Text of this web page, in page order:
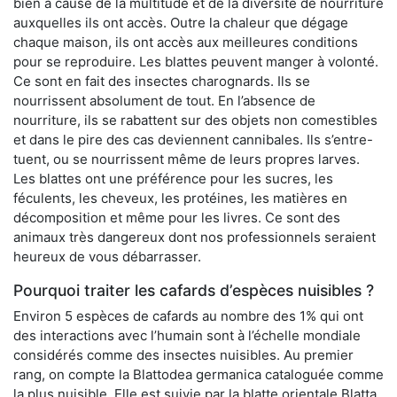
auxquelles ils ont accès. Outre la chaleur que dégage
chaque maison, ils ont accès aux meilleures conditions
pour se reproduire. Les blattes peuvent manger à volonté.
Ce sont en fait des insectes charognards. Ils se
nourrissent absolument de tout. En l’absence de
nourriture, ils se rabattent sur des objets non comestibles
et dans le pire des cas deviennent cannibales. Ils s’entre-
tuent, ou se nourrissent même de leurs propres larves.
Les blattes ont une préférence pour les sucres, les
féculents, les cheveux, les protéines, les matières en
décomposition et même pour les livres. Ce sont des
animaux très dangereux dont nos professionnels seraient
heureux de vous débarrasser.
Pourquoi traiter les cafards d’espèces nuisibles ?
Environ 5 espèces de cafards au nombre des 1% qui ont
des interactions avec l’humain sont à l’échelle mondiale
considérés comme des insectes nuisibles. Au premier
rang, on compte la Blattodea germanica cataloguée comme